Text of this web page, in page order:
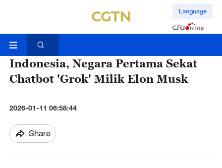
Language
Indonesia, Negara Pertama Sekat
Chatbot 'Grok' Milik Elon Musk
2026-01-11 06:58:44
Share